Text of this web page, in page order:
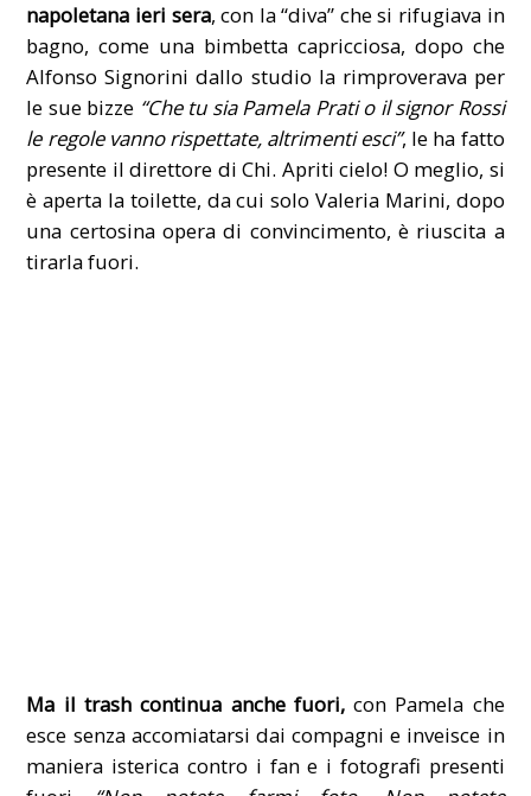
napoletana ieri sera, con la “diva” che si rifugiava in
bagno, come una bimbetta capricciosa, dopo che
Alfonso Signorini dallo studio la rimproverava per
le sue bizze “Che tu sia Pamela Prati o il signor Rossi
le regole vanno rispettate, altrimenti esci”, le ha fatto
presente il direttore di Chi. Apriti cielo! O meglio, si
è aperta la toilette, da cui solo Valeria Marini, dopo
una certosina opera di convincimento, è riuscita a
tirarla fuori.
Ma il trash continua anche fuori,con Pamela che
esce senza accomiatarsi dai compagni e inveisce in
maniera isterica contro i fan e i fotografi presenti